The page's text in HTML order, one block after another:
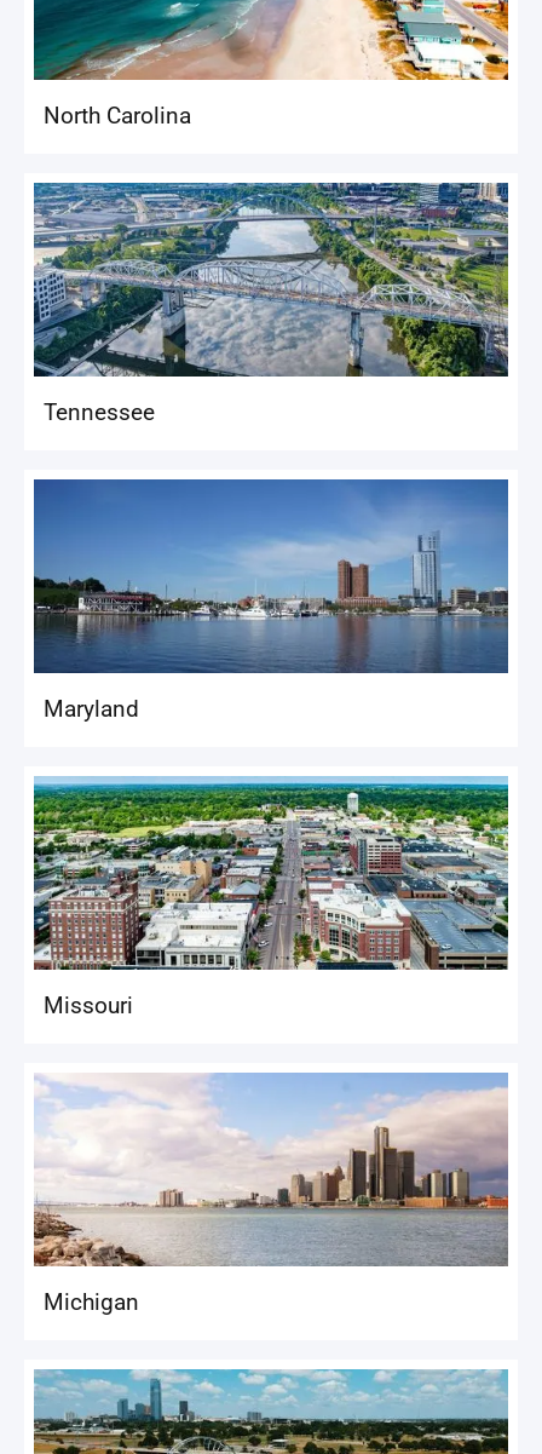
North Carolina
Tennessee
Maryland
Missouri
Michigan